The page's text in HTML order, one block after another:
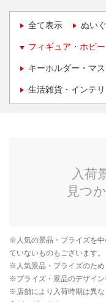
全て表示 ぬい
フィギュア・ホビー
キーホルダー・マ
生活雑貨・インテ